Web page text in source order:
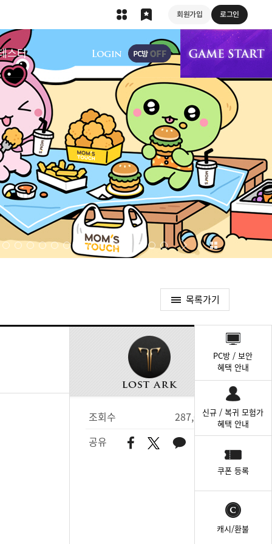
회원가입 로그인
스터
목록가기
조회수
287,077
공유
PC방 / 보안
혜택 안내
신규 / 복귀 모험가
혜택 안내
쿠폰 등록
캐시/환불